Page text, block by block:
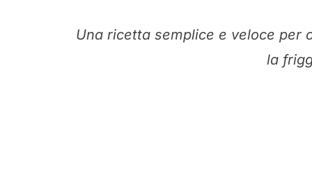
Una ricetta semplice e veloce per
la